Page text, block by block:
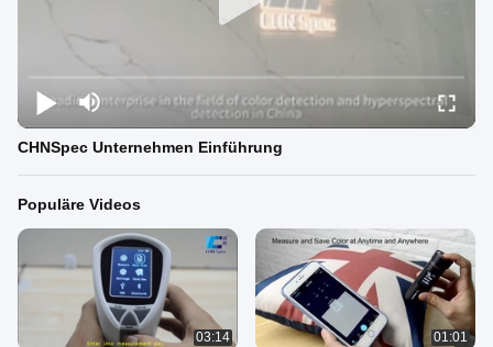
CHNSpec Unternehmen Einführung
Populäre Videos
03:14 01:01